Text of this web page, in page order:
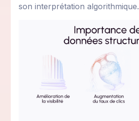
son interprétation algorithmique.